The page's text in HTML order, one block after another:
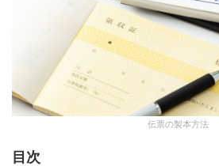
伝票の製本方法
目次